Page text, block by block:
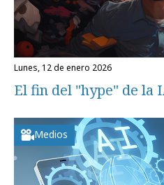
lunes, 12 de enero 2026
El fin del "hype" de la
Medios